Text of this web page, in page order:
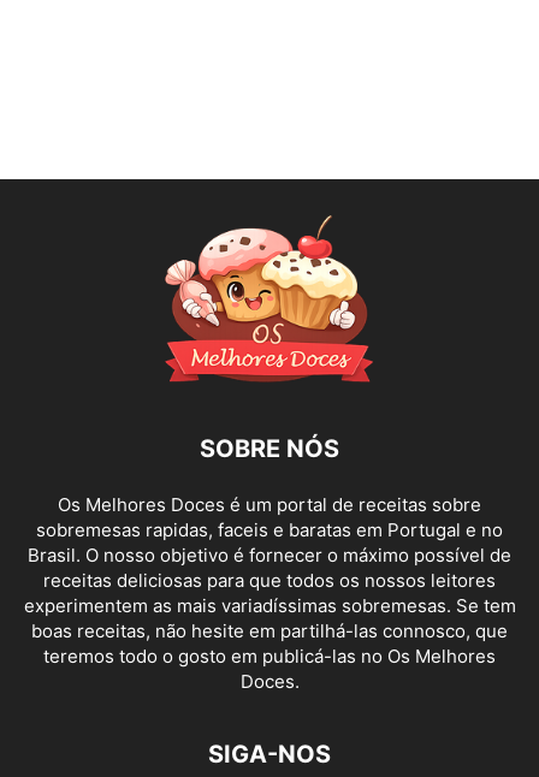
SOBRE NÓS
Os Melhores Doces é um portal de receitas sobre
sobremesas rapidas, faceis e baratas em Portugal e no
Brasil. O nosso objetivo é fornecer o máximo possível de
receitas deliciosas para que todos os nossos leitores
experimentem as mais variadíssimas sobremesas. Se tem
boas receitas, não hesite em partilhá-las connosco, que
teremos todo o gosto em publicá-las no Os Melhores
Doces.
SIGA-NOS